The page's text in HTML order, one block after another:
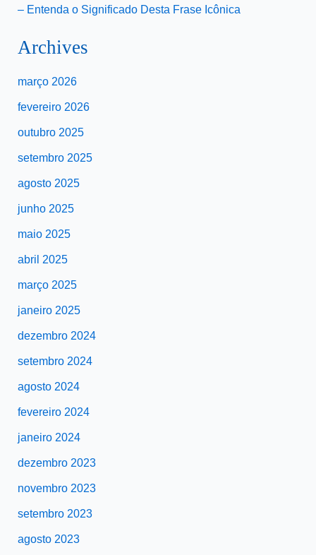
– Entenda o Significado Desta Frase Icônica
Archives
março 2026
fevereiro 2026
outubro 2025
setembro 2025
agosto 2025
junho 2025
maio 2025
abril 2025
março 2025
janeiro 2025
dezembro 2024
setembro 2024
agosto 2024
fevereiro 2024
janeiro 2024
dezembro 2023
novembro 2023
setembro 2023
agosto 2023